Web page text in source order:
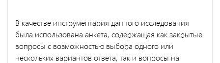
В качестве инструментария данного исследования
была использована анкета, содержащая как закрытые
вопросы с возможностью выбора одного или
нескольких вариантов ответа, так и вопросы на